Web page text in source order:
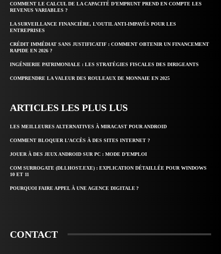
COMMENT LE CALCUL DE LA CAPACITÉ D’EMPRUNT PREND EN COMPTE LES
REVENUS VARIABLES ?
LA SURVEILLANCE FINANCIÈRE, L’OUTIL ANTI-IMPAYÉS POUR LES
ENTREPRISES
CRÉDIT IMMÉDIAT SANS JUSTIFICATIF : COMMENT OBTENIR UN FINANCEMENT
RAPIDE EN 2026 ?
INGÉNIERIE PATRIMONIALE : LES STRATÉGIES FISCALES DES DIRIGEANTS
COMPRENDRE LA VALEUR DES ROULEAUX DE MONNAIE EN 2025
ARTICLES LES PLUS LUS
LES MEILLEURES ALTERNATIVES À MIRACAST POUR ANDROID
COMMENT BLOQUER L’ACCÈS À DES SITES INTERNET ?
JOUER À DES JEUX ANDROID SUR PC : MODE D’EMPLOI
COM SURROGATE (DLLHOST.EXE) : EXPLICATION DÉTAILLÉE POUR WINDOWS
10 ET 11
POURQUOI FAIRE APPEL À UNE AGENCE DIGITALE ?
CONTACT